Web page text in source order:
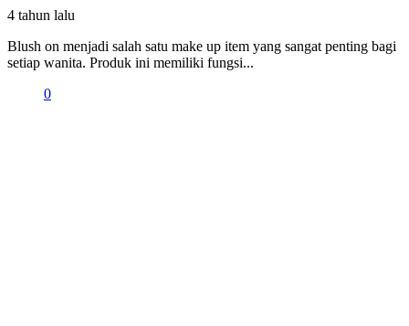
4 tahun lalu
Blush on menjadi salah satu make up item yang sangat penting bagi
setiap wanita. Produk ini memiliki fungsi...
0